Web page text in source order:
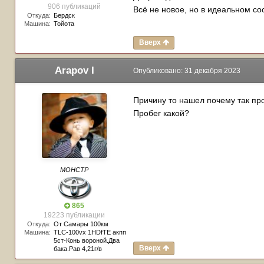
906 публикаций
Откуда: Бердск
Машина: Тойота
Всё не новое, но в идеальном
Вверх
Arapov I
МОНСТР
865
19223 публикации
Откуда: От Самары 100км
Машина: TLC-100vx 1HDfTE акпп
5ст-Конь вороной.Два
бака.Рав 4,21г/в
Опубликовано: 31 декабря 2023
Причину то нашел почему так
Пробег какой?
Вверх